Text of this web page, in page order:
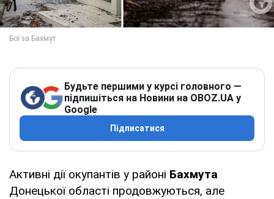
Будьте першими у курсі головного —
підпишіться на Новини на OBOZ.UA у
Google
Підписатися
Активні дії окупантів у районі Бахмута
Донецької області продовжуються, але